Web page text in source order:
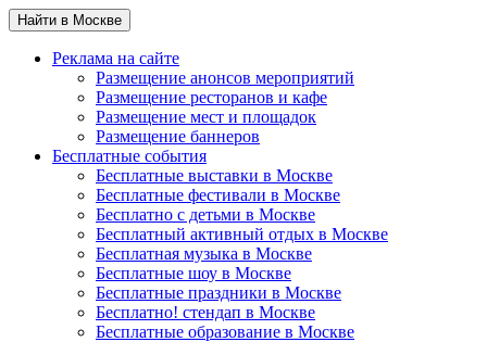
Найти в Москве
Реклама на сайте
Размещение анонсов мероприятий
Размещение ресторанов и кафе
Размещение мест и площадок
Размещение баннеров
Бесплатные события
Бесплатные выставки в Москве
Бесплатные фестивали в Москве
Бесплатно с детьми в Москве
Бесплатный активный отдых в Москве
Бесплатная музыка в Москве
Бесплатные шоу в Москве
Бесплатные праздники в Москве
Бесплатно! стендап в Москве
Бесплатные образование в Москве